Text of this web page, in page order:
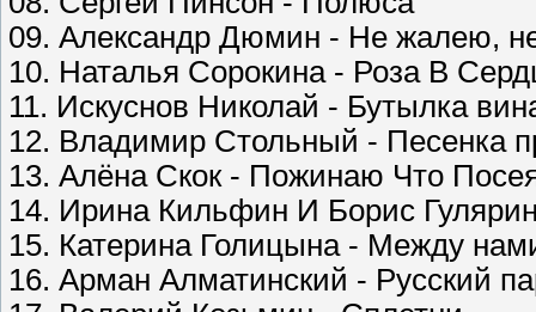
09. Александр Дюмин - Не жалею, не
10. Наталья Сорокина - Роза В
11. Искуснов Николай - Бутылка
12. Владимир Стольный - Песенка
13. Алёна Скок - Пожинаю Что
14. Ирина Кильфин И Борис
15. Катерина Голицына - Между
16. Арман Алматинский - Русский